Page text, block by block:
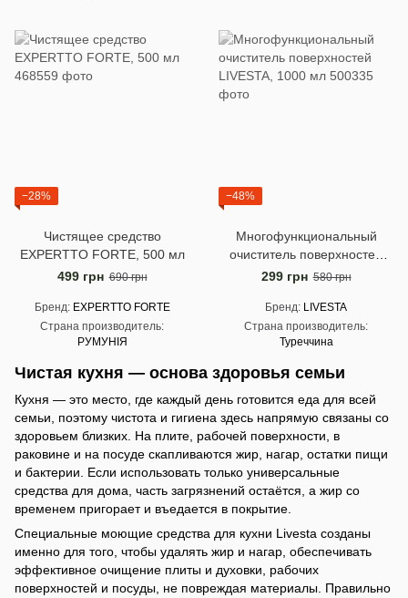
−28%
Чистящее средство
EXPERTTO FORTE, 500 мл
499 грн 690 грн
Бренд
EXPERTTO FORTE
Страна производитель
РУМУНІЯ
−48%
Многофункциональный
очиститель поверхностей
LIVESTA, 1000 мл
299 грн 580 грн
Бренд LIVESTA
Страна производитель
Туреччина
Чистая кухня — основа здоровья семьи
Кухня — это место, где каждый день готовится еда для всей
семьи, поэтому чистота и гигиена здесь напрямую связаны со
здоровьем близких. На плите, рабочей поверхности, в
раковине и на посуде скапливаются жир, нагар, остатки пищи
и бактерии. Если использовать только универсальные
средства для дома, часть загрязнений остаётся, а жир со
временем пригорает и въедается в покрытие.
Специальные моющие средства для кухни Livesta созданы
именно для того, чтобы удалять жир и нагар, обеспечивать
эффективное очищение плиты и духовки, рабочих
поверхностей и посуды, не повреждая материалы. Правильно